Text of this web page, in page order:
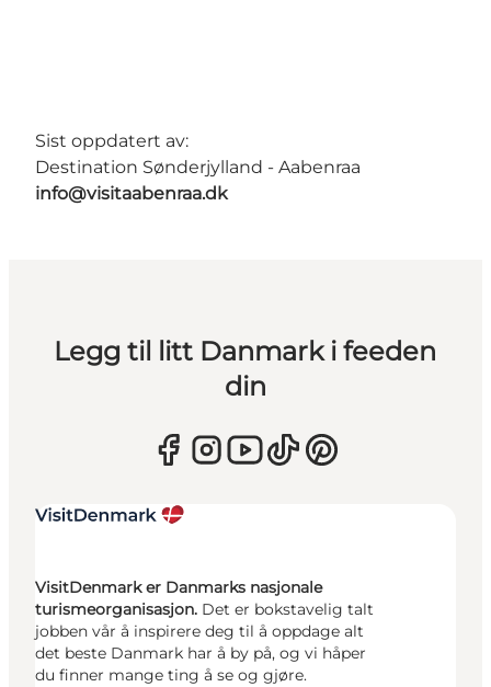
Sist oppdatert av:
Destination Sønderjylland - Aabenraa
info@visitaabenraa.dk
Legg til litt Danmark i feeden
din
VisitDenmark er Danmarks nasjonale
turismeorganisasjon. Det er bokstavelig talt
jobben vår å inspirere deg til å oppdage alt
det beste Danmark har å by på, og vi håper
du finner mange ting å se og gjøre.